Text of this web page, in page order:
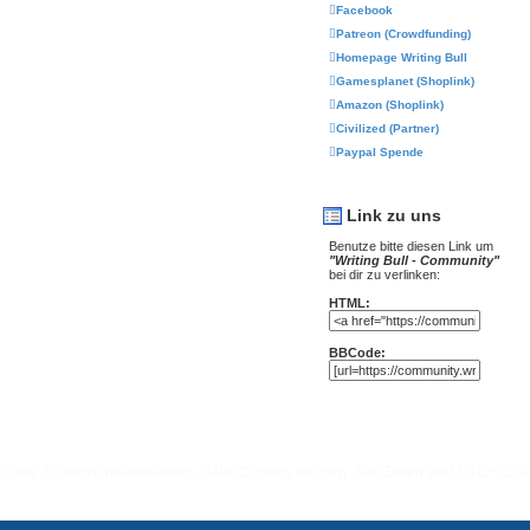
Facebook
Patreon (Crowdfunding)
Homepage Writing Bull
Gamesplanet (Shoplink)
Amazon (Shoplink)
Civilized (Partner)
Paypal Spende
Link zu uns
Benutze bitte diesen Link um
"Writing Bull - Community"
bei dir zu verlinken:
HTML:
BBCode: